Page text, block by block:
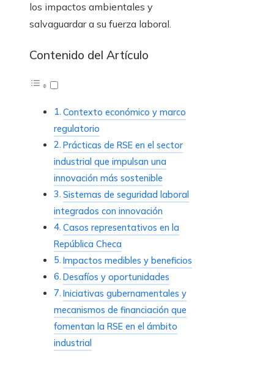
los impactos ambientales y
salvaguardar a su fuerza laboral.
Contenido del Artículo
Contexto económico y marco
regulatorio
Prácticas de RSE en el sector
industrial que impulsan una
innovación más sostenible
Sistemas de seguridad laboral
integrados con innovación
Casos representativos en la
República Checa
Impactos medibles y beneficios
Desafíos y oportunidades
Iniciativas gubernamentales y
mecanismos de financiación que
fomentan la RSE en el ámbito
industrial